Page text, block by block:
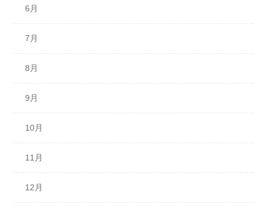
10月
11月
12月
10月
11月
12月
11月
12月
6月
7月
8月
9月
10月
11月
12月